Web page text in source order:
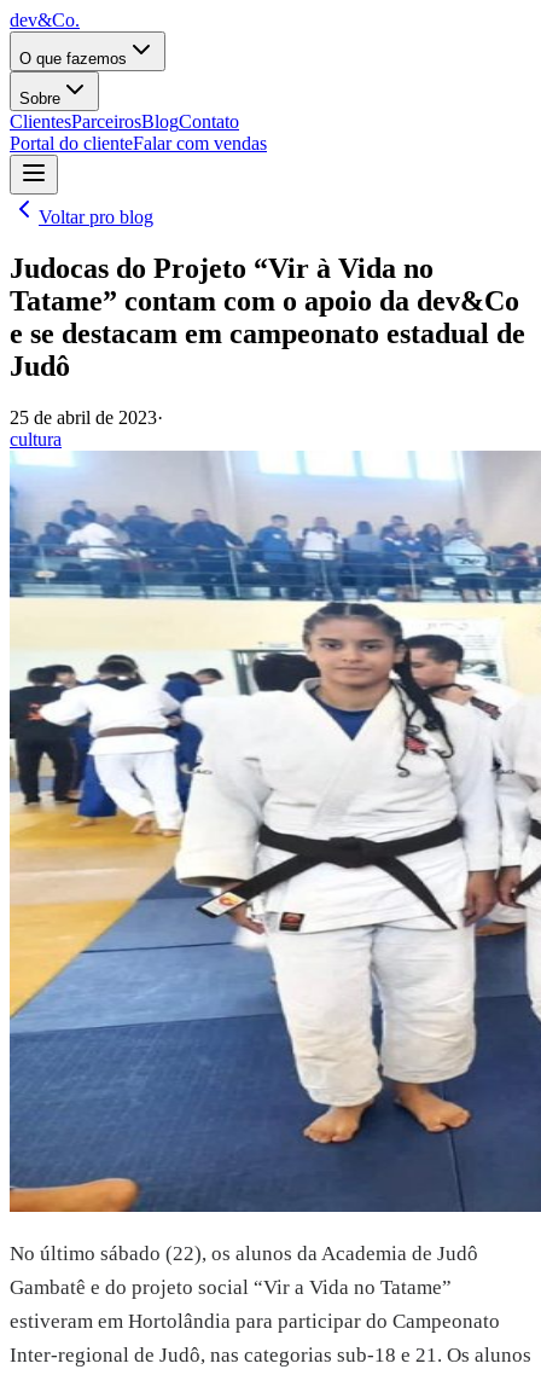
dev&Co.
O que fazemos
Sobre
ClientesParceirosBlogContato
Portal do clienteFalar com vendas
Voltar pro blog
Judocas do Projeto “Vir à Vida no
Tatame” contam com o apoio da dev&Co
e se destacam em campeonato estadual de
Judô
25 de abril de 2023·
cultura
No último sábado (22), os alunos da Academia de Judô
Gambatê e do projeto social “Vir a Vida no Tatame”
estiveram em Hortolândia para participar do Campeonato
Inter-regional de Judô, nas categorias sub-18 e 21. Os alunos